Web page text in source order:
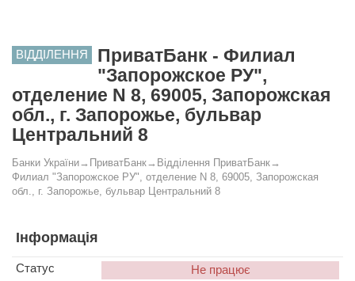
ВІДДІЛЕННЯ
ПриватБанк - Филиал
"Запорожское РУ",
отделение N 8, 69005, Запорожская
обл., г. Запорожье, бульвар
Центральний 8
Банки України→ ПриватБанк→ Відділення ПриватБанк→
Филиал "Запорожское РУ", отделение N 8, 69005, Запорожская
обл., г. Запорожье, бульвар Центральний 8
Інформація
Статус
Не працює